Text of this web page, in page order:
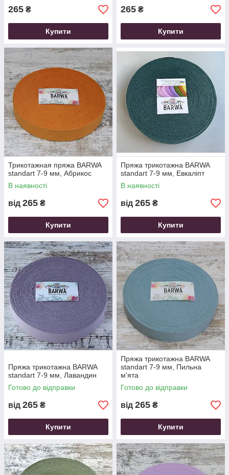
265 ₴
Купити
265 ₴
Купити
Трикотажная пряжа ВARWA
standart 7-9 мм, Абрикос
В наявності
від 265 ₴
Купити
Пряжа трикотажна ВARWA
standart 7-9 мм, Евкаліпт
В наявності
від 265 ₴
Купити
Пряжа трикотажна ВARWA
standart 7-9 мм, Лавандин
Готово до відправки
від 265 ₴
Купити
Пряжа трикотажна ВARWA
standart 7-9 мм, Пильна
м'ята
Готово до відправки
від 265 ₴
Купити